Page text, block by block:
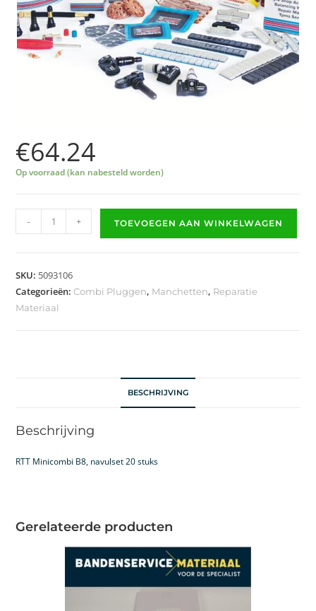
€64.24
Op voorraad (kan nabesteld worden)
- + TOEVOEGEN AAN WINKELWAGEN
SKU: 5093106
Categorieën:Combi Pluggen, Manchetten, Reparatie
Materiaal
BESCHRIJVING
Beschrijving
RTT Minicombi B8, navulset 20 stuks
Gerelateerde producten